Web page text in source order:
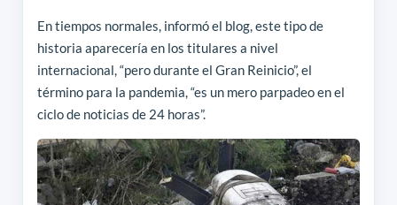
En tiempos normales, informó el blog, este tipo de
historia aparecería en los titulares a nivel
internacional, “pero durante el Gran Reinicio”, el
término para la pandemia, “es un mero parpadeo en el
ciclo de noticias de 24 horas”.